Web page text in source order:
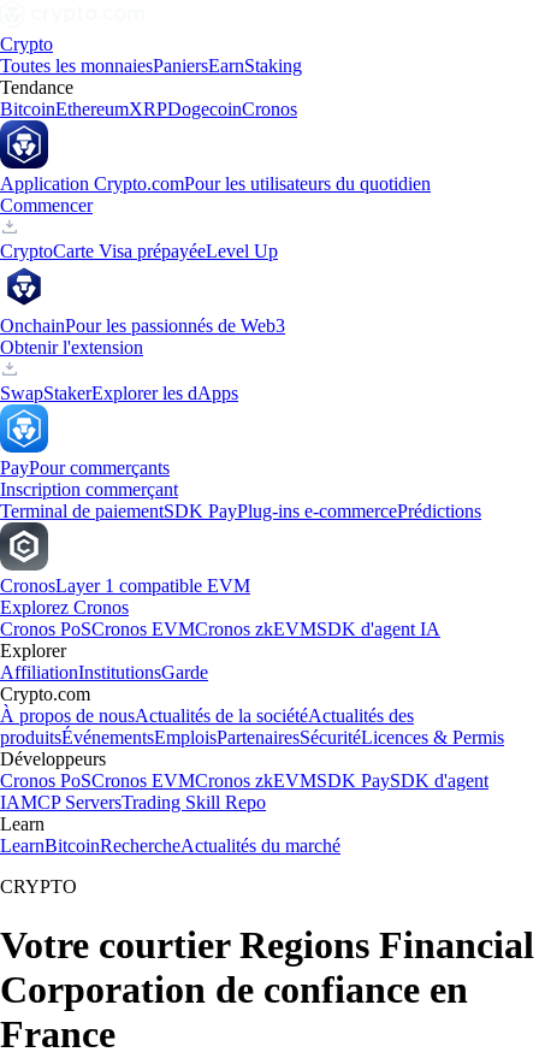
Crypto
Toutes les monnaiesPaniersEarnStaking
Tendance
BitcoinEthereumXRPDogecoinCronos
Application Crypto.comPour les utilisateurs du quotidien
Commencer
CryptoCarte Visa prépayéeLevel Up
OnchainPour les passionnés de Web3
Obtenir l'extension
SwapStakerExplorer les dApps
PayPour commerçants
Inscription commerçant
Terminal de paiementSDK PayPlug-ins e-commercePrédictions
CronosLayer 1 compatible EVM
Explorez Cronos
Cronos PoSCronos EVMCronos zkEVMSDK d'agent IA
Explorer
AffiliationInstitutionsGarde
Crypto.com
À propos de nousActualités de la sociétéActualités des
produitsÉvénementsEmploisPartenairesSécuritéLicences & Permis
Développeurs
Cronos PoSCronos EVMCronos zkEVMSDK PaySDK d'agent
IAMCP ServersTrading Skill Repo
Learn
LearnBitcoinRechercheActualités du marché
CRYPTO
Votre courtier Regions Financial
Corporation de confiance en
France